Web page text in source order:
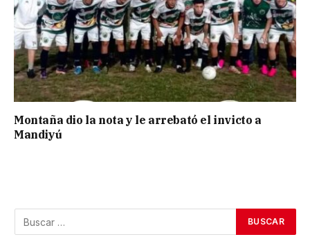
Montaña dio la nota y le arrebató el invicto a
Mandiyú